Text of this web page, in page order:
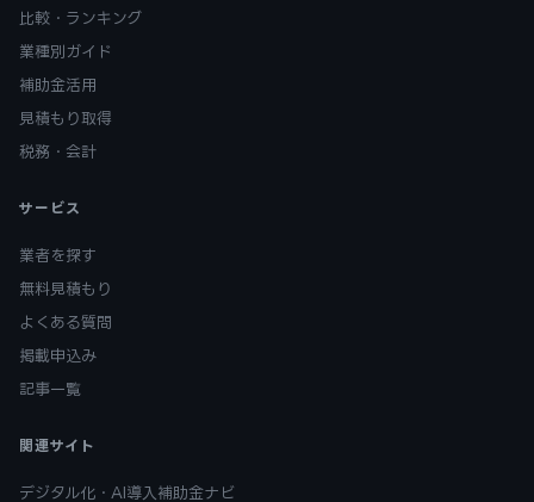
比較・ランキング
業種別ガイド
補助金活用
見積もり取得
税務・会計
サービス
業者を探す
無料見積もり
よくある質問
掲載申込み
記事一覧
関連サイト
デジタル化・AI導入補助金ナビ